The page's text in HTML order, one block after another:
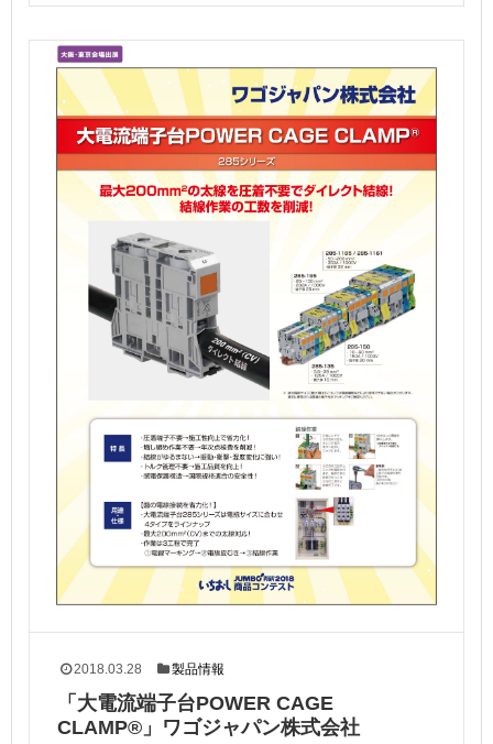
2018.03.28 製品情報
「大電流端子台POWER CAGE
CLAMP®」ワゴジャパン株式会社